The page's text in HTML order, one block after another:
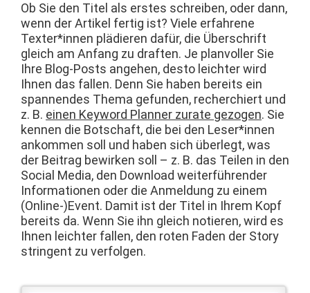
Ob Sie den Titel als erstes schreiben, oder dann,
wenn der Artikel fer­tig ist? Viele erfahrene
Texter*innen plädieren dafür, die Über­schrift
gle­ich am Anfang zu draften. Je plan­voller Sie
Ihre Blog-Posts ange­hen, desto leichter wird
Ihnen das fall­en. Denn Sie haben bere­its ein
span­nen­des The­ma gefun­den, recher­chiert und
z. B. einen Key­word Plan­ner zurate gezo­gen. Sie
ken­nen die Botschaft, die bei den Leser*innen
ankom­men soll und haben sich über­legt, was
der Beitrag bewirken soll – z. B. das Teilen in den
Social Media, den Down­load weit­er­führen­der
Infor­ma­tio­nen oder die Anmel­dung zu einem
(Online-)Event. Damit ist der Titel in Ihrem Kopf
bere­its da. Wenn Sie ihn gle­ich notieren, wird es
Ihnen leichter fall­en, den roten Faden der Sto­ry
strin­gent zu verfolgen.